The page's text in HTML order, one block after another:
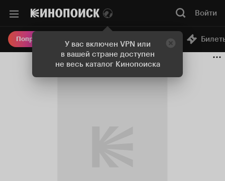
У вас включен VPN или
в вашей стране доступен
не весь каталог Кинопоиска
Войти
Попробовать Плюс Онлайн-кинотеатр